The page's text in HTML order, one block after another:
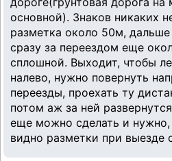
основной). Знаков никаких
разметка около 50м,
сразу за переездом еще
сплошной. Выходит, чтобы
налево, нужно повернуть
переезды, проехать ту
потом аж за ней
еще можно сделать и нужно,
видно разметки при выезде